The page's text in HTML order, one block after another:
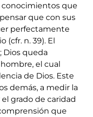
conocimientos que
que con sus
perfectamente
(cfr. n. 39). El
Dios queda
el cual
de Dios. Este
demás, a medir la
grado de caridad
que